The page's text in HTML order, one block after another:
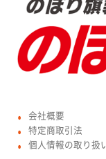
● 会社概要
● 特定商取引法
● 個人情報の取り扱